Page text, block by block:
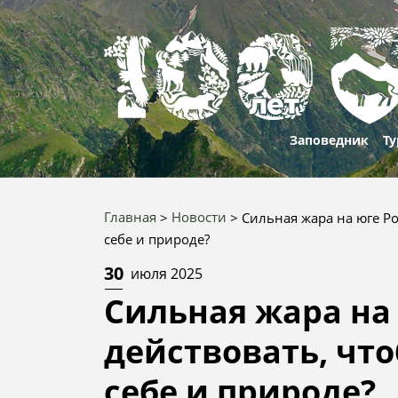
Заповедник
100
100
Документы
Юбилей
Победы
Строка
навигации
Главная Новости
Сильная жара на юге
себе и природе?
30 июля 2025
Сильная жара
действовать,